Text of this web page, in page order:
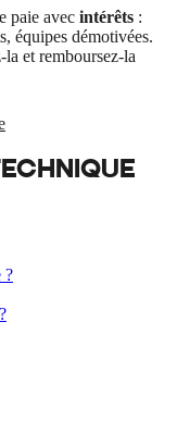
paie avec intérêts:
équipes démotivées.
et remboursez-la
?